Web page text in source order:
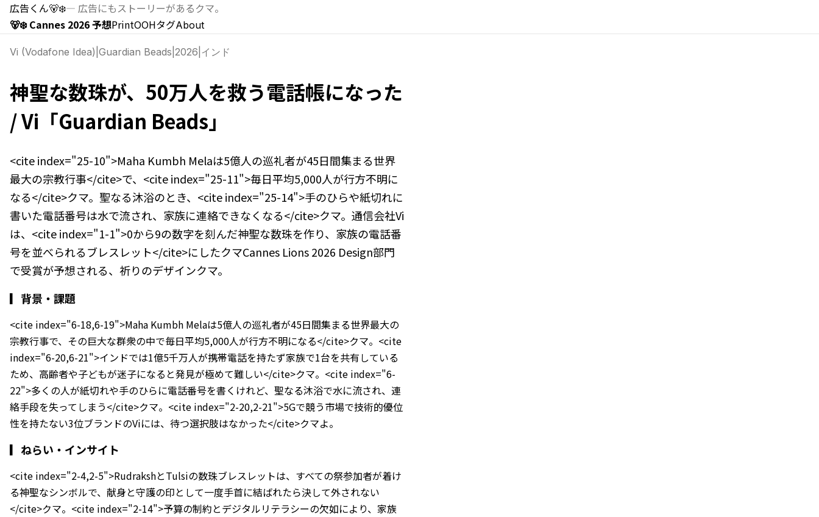
広告くん🐻‍❄️— 広告にもストーリーがあるクマ。
🐻‍❄️ Cannes 2026 予想PrintOOHタグAbout
Vi (Vodafone Idea) Guardian Beads 2026 インド
神聖な数珠が、50万人を救う電話帳になった
/ Vi「Guardian Beads」
<cite index="25-10">Maha Kumbh Melaは5億人の巡礼者が45日間集まる世界
最大の宗教行事</cite>で、<cite index="25-11">毎日平均5,000人が行方不明に
なる</cite>クマ。聖なる沐浴のとき、<cite index="25-14">手のひらや紙切れに
書いた電話番号は水で流され、家族に連絡できなくなる</cite>クマ。通信会社Vi
は、<cite index="1-1">0から9の数字を刻んだ神聖な数珠を作り、家族の電話番
号を並べられるブレスレット</cite>にしたクマ――Cannes Lions 2026 Design部門
で受賞が予想される、祈りのデザインクマ。
▎ 背景・課題
<cite index="6-18,6-19">Maha Kumbh Melaは5億人の巡礼者が45日間集まる世界最大の
宗教行事で、その巨大な群衆の中で毎日平均5,000人が行方不明になる</cite>クマ。<cite
index="6-20,6-21">インドでは1億5千万人が携帯電話を持たず家族で1台を共有している
ため、高齢者や子どもが迷子になると発見が極めて難しい</cite>クマ。<cite index="6-
22">多くの人が紙切れや手のひらに電話番号を書くけれど、聖なる沐浴で水に流され、連
絡手段を失ってしまう</cite>クマ。<cite index="2-20,2-21">5Gで競う市場で技術的優位
性を持たない3位ブランドのViには、待つ選択肢はなかった</cite>クマよ。
▎ ねらい・インサイト
<cite index="2-4,2-5">RudrakshとTulsiの数珠ブレスレットは、すべての祭参加者が着け
る神聖なシンボルで、献身と守護の印として一度手首に結ばれたら決して外されない
</cite>クマ。<cite index="2-14">予算の制約とデジタルリテラシーの欠如により、家族